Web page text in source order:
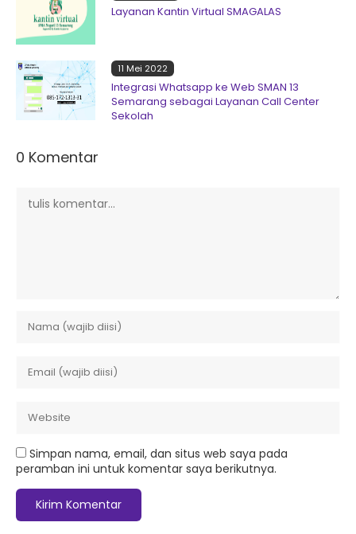
Layanan Kantin Virtual SMAGALAS
11 Mei 2022
Integrasi Whatsapp ke Web SMAN 13
Semarang sebagai Layanan Call Center
Sekolah
0 Komentar
Simpan nama, email, dan situs web saya pada
peramban ini untuk komentar saya berikutnya.